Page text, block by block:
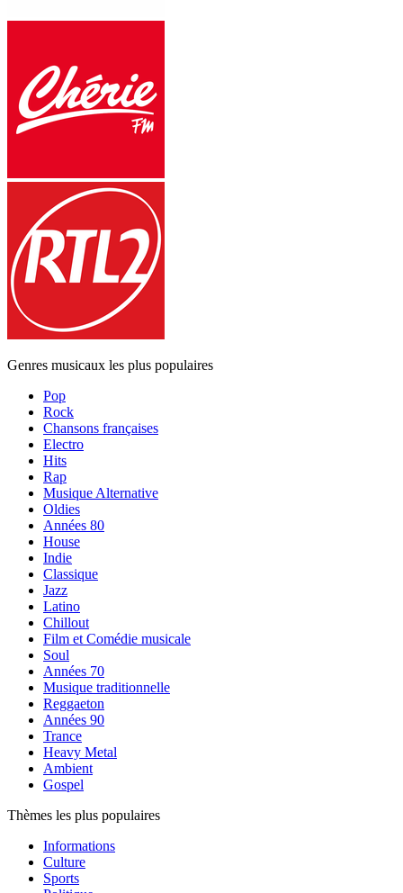
Genres musicaux les plus populaires
Pop
Rock
Chansons françaises
Electro
Hits
Rap
Musique Alternative
Oldies
Années 80
House
Indie
Classique
Jazz
Latino
Chillout
Film et Comédie musicale
Soul
Années 70
Musique traditionnelle
Reggaeton
Années 90
Trance
Heavy Metal
Ambient
Gospel
Thèmes les plus populaires
Informations
Culture
Sports